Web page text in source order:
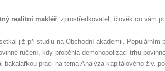
realitní makléř, zprostředkovatel, člověk co vám
již při studiu na Obchodní akademii. Populárním
ručení, kdy proběhla demonopolizaci trhu
bakalářkou práci na téma Analýza kapitálového živ.